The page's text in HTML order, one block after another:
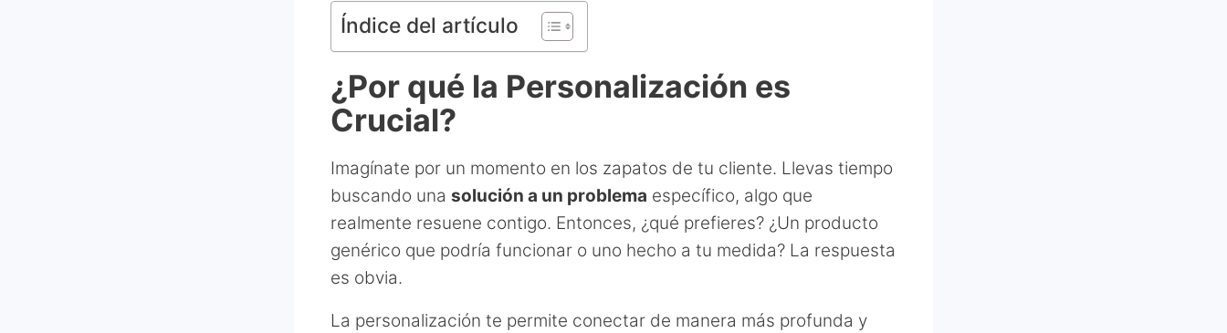
Índice del artículo
¿Por qué la Personalización es
Crucial?
Imagínate por un momento en los zapatos de tu cliente. Llevas tiempo
buscando una solución a un problema específico, algo que
realmente resuene contigo. Entonces, ¿qué prefieres? ¿Un producto
genérico que podría funcionar o uno hecho a tu medida? La respuesta
es obvia.
La personalización te permite conectar de manera más profunda y